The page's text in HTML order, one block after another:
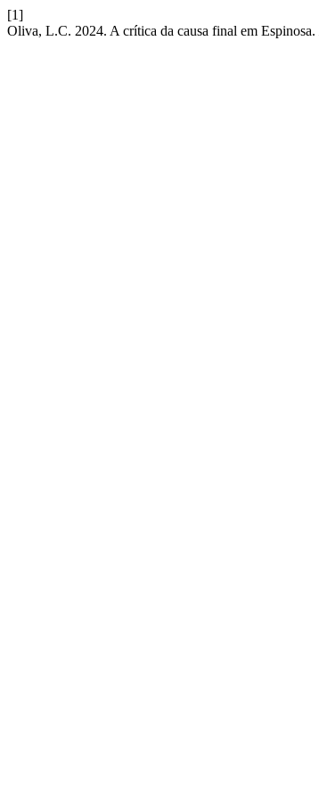
[1]
Oliva, L.C. 2024. A crítica da causa final em Espinosa.